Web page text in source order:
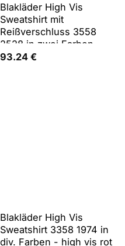
Blakläder High Vis
Sweatshirt mit
Reißverschluss 3558
2528 in zwei Farben -
orange/marineblau - L
93.24 €
Blakläder High Vis
Sweatshirt 3358 1974 in
div. Farben - high vis rot